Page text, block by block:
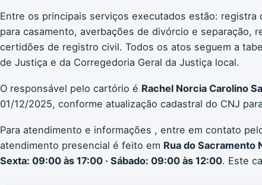
Entre os principais serviços executados estão:
para casamento, averbações de divórcio e separação,
certidões de registro civil. Todos os atos seguem a
de Justiça e da Corregedoria Geral da Justiça local.
O responsável pelo cartório é Rachel Norcia Carolino
01/12/2025, conforme atualização cadastral do CNJ
Para atendimento e informações , entre em contato
atendimento presencial é feito em Rua do Sacramento
Sexta: 09:00 às 17:00 · Sábado: 09:00 às 12:00. Este